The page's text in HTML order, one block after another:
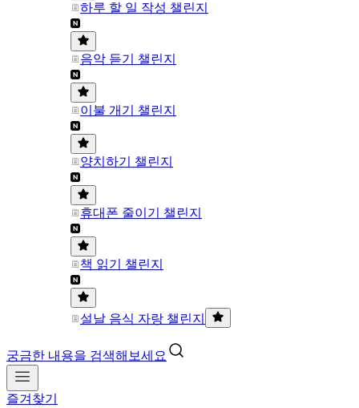
하루 할 일 작성 챌린지
음악 듣기 챌린지
이불 개기 챌린지
양치하기 챌린지
휴대폰 줄이기 챌린지
책 읽기 챌린지
설날 음식 자랑 챌린지
궁금한 내용을 검색해보세요
즐겨찾기